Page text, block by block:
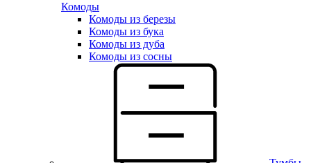
Комоды
Комоды из березы
Комоды из бука
Комоды из дуба
Комоды из сосны